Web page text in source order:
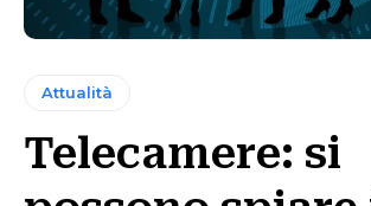
Attualità
Telecamere: si